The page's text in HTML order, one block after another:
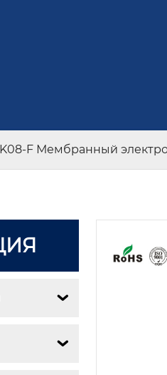
F Мембранный

